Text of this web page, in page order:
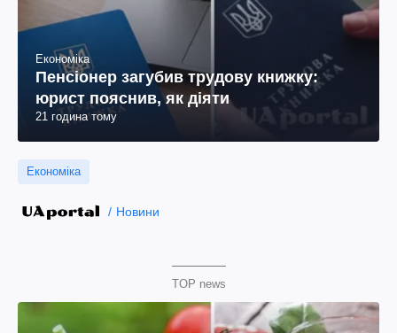
Економіка
Пенсіонер загубив трудову книжку:
юрист пояснив, як діяти
21 година тому
Економіка
Новини
TOP news